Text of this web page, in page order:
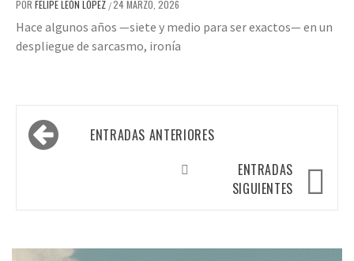
POR FELIPE LEÓN LÓPEZ /24 MARZO, 2026
Hace algunos años —siete y medio para ser exactos— en un
despliegue de sarcasmo, ironía
Navegación
de
ENTRADAS ANTERIORES
ENTRADAS
SIGUIENTES